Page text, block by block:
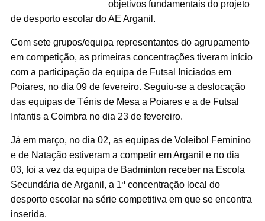
objetivos fundamentais do projeto
de desporto escolar do AE Arganil.
Com sete grupos/equipa representantes do agrupamento
em competição, as primeiras concentrações tiveram início
com a participação da equipa de Futsal Iniciados em
Poiares, no dia 09 de fevereiro. Seguiu-se a deslocação
das equipas de Ténis de Mesa a Poiares e a de Futsal
Infantis a Coimbra no dia 23 de fevereiro.
Já em março, no dia 02, as equipas de Voleibol Feminino
e de Natação estiveram a competir em Arganil e no dia
03, foi a vez da equipa de Badminton receber na Escola
Secundária de Arganil, a 1ª concentração local do
desporto escolar na série competitiva em que se encontra
inserida.